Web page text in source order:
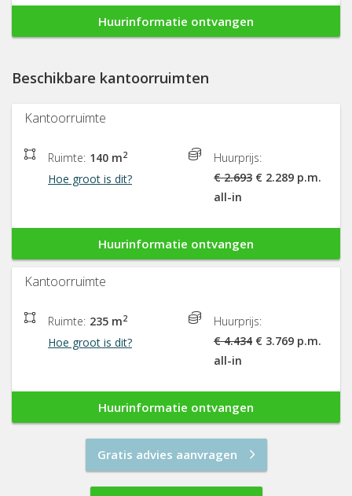
Huurinformatie ontvangen
Beschikbare kantoorruimten
Kantoorruimte
Ruimte: 140 m2
Hoe groot is dit?
Huurprijs:
€ 2.693 € 2.289 p.m.
all-in
Huurinformatie ontvangen
Kantoorruimte
Ruimte: 235 m2
Hoe groot is dit?
Huurprijs:
€ 4.434 € 3.769 p.m.
all-in
Huurinformatie ontvangen
Gratis advies aanvragen